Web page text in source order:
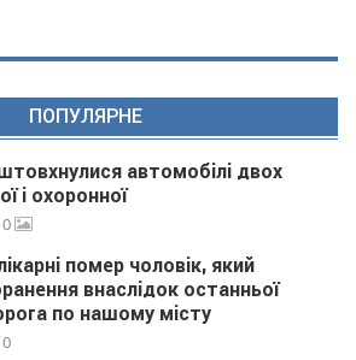
ПОПУЛЯРНЕ
автомобілі двох
і охоронної
0
помер чоловік, який
внаслідок останньої
по нашому місту
0